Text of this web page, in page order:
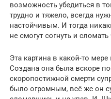
возможность убедиться в
трудно и тяжело, всегда
настойчивым. И тогда
не смогут согнуть и
Эта картина в какой-то
Создана она была вскоре
скоропостижной смерти
было огромным, всё же он